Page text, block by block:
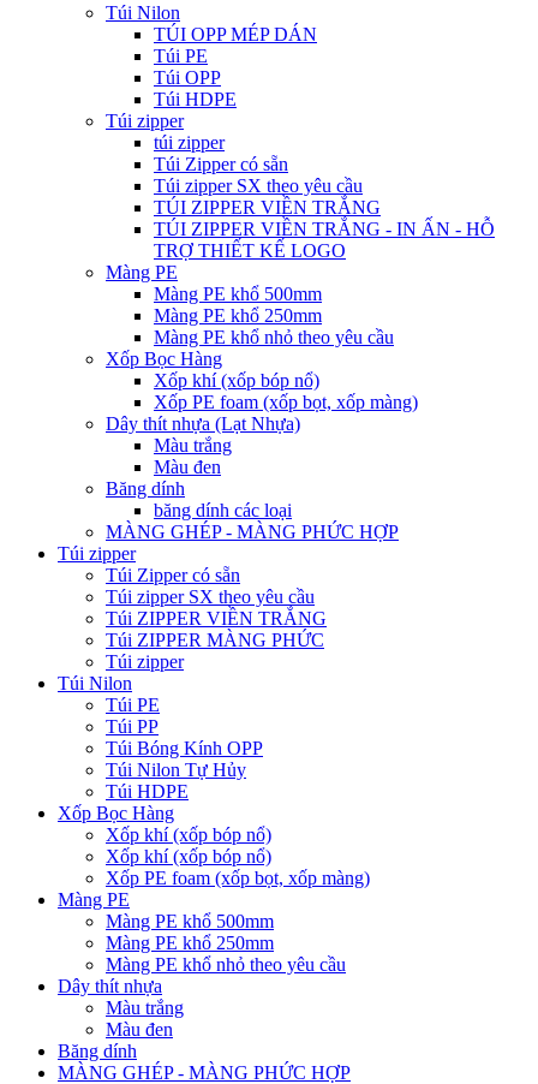
Túi Nilon
TÚI OPP MÉP DÁN
Túi PE
Túi OPP
Túi HDPE
Túi zipper
túi zipper
Túi Zipper có sẵn
Túi zipper SX theo yêu cầu
TÚI ZIPPER VIỀN TRẮNG
TÚI ZIPPER VIỀN TRẮNG - IN ẤN - HỖ
TRỢ THIẾT KẾ LOGO
Màng PE
Màng PE khổ 500mm
Màng PE khổ 250mm
Màng PE khổ nhỏ theo yêu cầu
Xốp Bọc Hàng
Xốp khí (xốp bóp nổ)
Xốp PE foam (xốp bọt, xốp màng)
Dây thít nhựa (Lạt Nhựa)
Màu trắng
Màu đen
Băng dính
băng dính các loại
MÀNG GHÉP - MÀNG PHỨC HỢP
Túi zipper
Túi Zipper có sẵn
Túi zipper SX theo yêu cầu
Túi ZIPPER VIỀN TRẮNG
Túi ZIPPER MÀNG PHỨC
Túi zipper
Túi Nilon
Túi PE
Túi PP
Túi Bóng Kính OPP
Túi Nilon Tự Hủy
Túi HDPE
Xốp Bọc Hàng
Xốp khí (xốp bóp nổ)
Xốp khí (xốp bóp nổ)
Xốp PE foam (xốp bọt, xốp màng)
Màng PE
Màng PE khổ 500mm
Màng PE khổ 250mm
Màng PE khổ nhỏ theo yêu cầu
Dây thít nhựa
Màu trắng
Màu đen
Băng dính
MÀNG GHÉP - MÀNG PHỨC HỢP